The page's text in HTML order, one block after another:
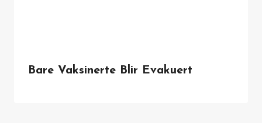
Bare Vaksinerte Blir Evakuert